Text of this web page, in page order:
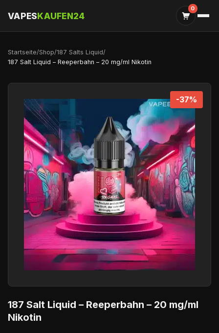
VAPESKAUFEN24
0
Startseite/Shop/187 Salts Liquid/
187 Salt Liquid – Reeperbahn – 20 mg/ml Nikotin
-37%
187 Salt Liquid – Reeperbahn – 20 mg/ml
Nikotin